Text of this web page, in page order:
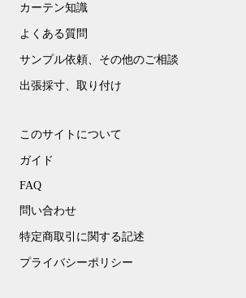
カーテン知識
よくある質問
サンプル依頼、その他のご相談
出張採寸、取り付け
このサイトについて
ガイド
FAQ
問い合わせ
特定商取引に関する記述
プライバシーポリシー